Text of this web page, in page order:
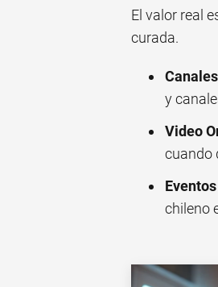
El valor real
curada.
y
Video
cuando
chileno